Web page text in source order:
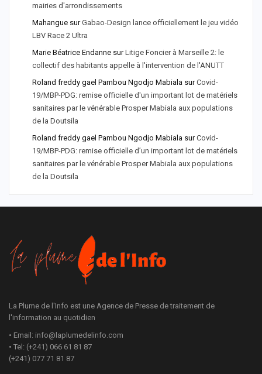
mairies d'arrondissements
Mahangue surGabao-Design lance officiellement le jeu vidéo
LBV Race 2 Ultra
Marie Béatrice Endanne surLitige Foncier à Marseille 2: le
collectif des habitants appelle à l'intervention de l'ANUTT
Roland freddy gael Pambou Ngodjo Mabiala surCovid-
19/MBP-PDG: remise officielle d'un important lot de matériels
sanitaires par le vénérable Prosper Mabiala aux populations
de la Doutsila
Roland freddy gael Pambou Ngodjo Mabiala surCovid-
19/MBP-PDG: remise officielle d’un important lot de matériels
sanitaires par le vénérable Prosper Mabiala aux populations
de la Doutsila
La Plume de l'Info est une Agence de Presse de traitement de
l'information au quotidien
• Email: info@laplumedelinfo.com
• Tel: (+241) 066 61 81 87
(+241) 077 71 81 87